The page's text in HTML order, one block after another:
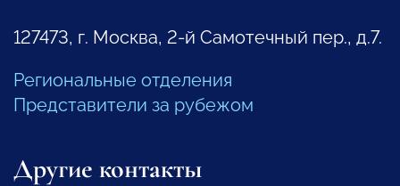
127473, г. Москва, 2-й Самотечный пер., д.7.
Региональные отделения
Представители за рубежом
Другие контакты